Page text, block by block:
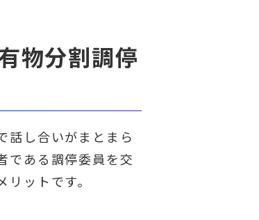
物分割調停
話し合いがまとまら
である調停委員を交
ットです。